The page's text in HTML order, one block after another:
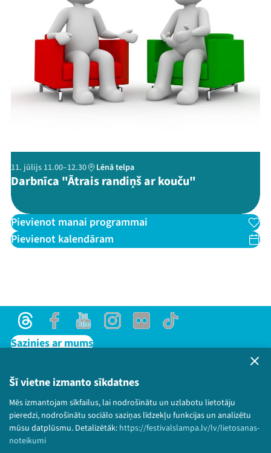
Šī vietne izmanto sīkdatnes
Mēs izmantojam sīkfailus, lai nodrošinātu un uzlabotu lietotāju
pieredzi, nodrošinātu sociālo saziņas līdzekļu funkcijas un analizētu
mūsu datplūsmu. Detalizētāk: https://festivalslampa.lv/lv/lietosanas-
noteikumi
ThreadsFacebookYoutube
X Instagram
Flick TikTok
11. jūlijs 11.00–12.30 Lēnā telpa
Darbnīca "Ātrais randiņš ar kouču"
Pievienot manai programmai
Pievienot kalendāram
ThreadsFacebookYoutubeInstagram
Flick TikTok
Sazinies ar mums
Lietošanas noteikumi un sīkdatņu politika
Bērnu aizsardzības politika
© 2026 Sarunu festivāls LAMPA Visas tiesības
paturētas.